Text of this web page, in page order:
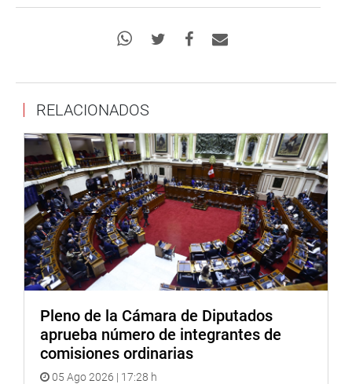
RELACIONADOS
Pleno de la Cámara de Diputados
aprueba número de integrantes de
comisiones ordinarias
05 Ago 2026 | 17:28 h